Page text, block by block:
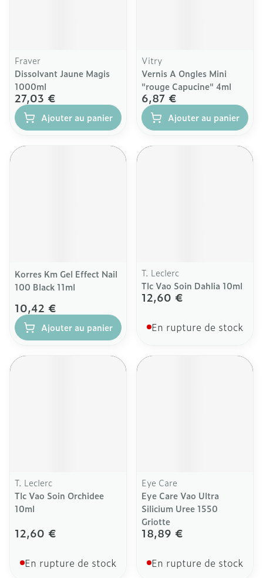
Fraver
Dissolvant Jaune Magis
1000ml
27,03 €
Ajouter au panier
Vitry
Vernis A Ongles Mini
"rouge Capucine" 4ml
6,87 €
Ajouter au panier
Korres Km Gel Effect Nail
100 Black 11ml
10,42 €
Ajouter au panier
T. Leclerc
Tlc Vao Soin Dahlia 10ml
12,60 €
En rupture de stock
T. Leclerc
Tlc Vao Soin Orchidee
10ml
12,60 €
En rupture de stock
Eye Care
Eye Care Vao Ultra
Silicium Uree 1550
Griotte
18,89 €
En rupture de stock